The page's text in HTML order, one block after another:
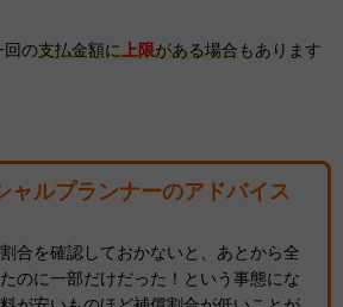
回の支払金額に上限がある場合もあります
ャルプランナーのアドバイス
合を確認しておかないと、あとから全
のに一部だけだった！という事態にな